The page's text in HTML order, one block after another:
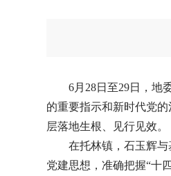
6月28日至29日，地
的重要指示和新时代党
层落地生根、见行见效。
在托林镇，石玉辉
党建思想，准确把握“十